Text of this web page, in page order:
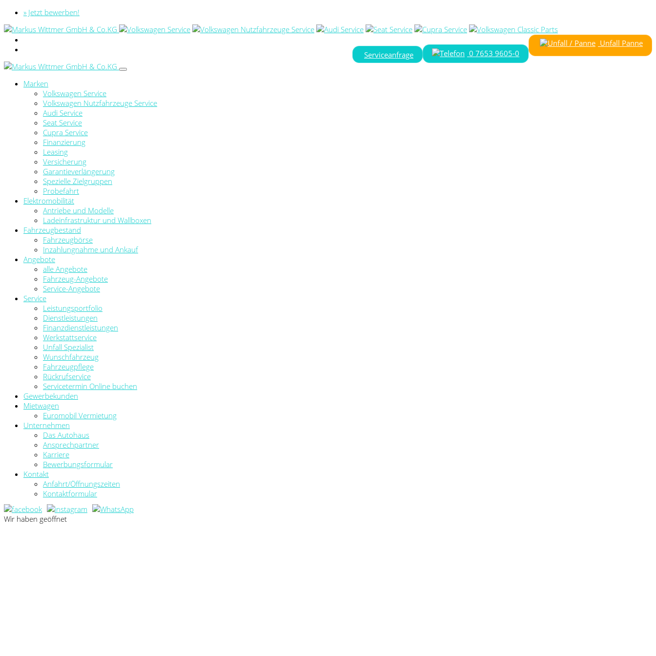
» Jetzt bewerben!
Unfall Panne
0 7653 9605-0
Serviceanfrage
Marken
Volkswagen Service
Volkswagen Nutzfahrzeuge Service
Audi Service
Seat Service
Cupra Service
Finanzierung
Leasing
Versicherung
Garantieverlängerung
Spezielle Zielgruppen
Probefahrt
Elektromobilität
Antriebe und Modelle
Ladeinfrastruktur und Wallboxen
Fahrzeugbestand
Fahrzeugbörse
Inzahlungnahme und Ankauf
Angebote
alle Angebote
Fahrzeug-Angebote
Service-Angebote
Service
Leistungsportfolio
Dienstleistungen
Finanzdienstleistungen
Werkstattservice
Unfall Spezialist
Wunschfahrzeug
Fahrzeugpflege
Rückrufservice
Servicetermin Online buchen
Gewerbekunden
Mietwagen
Euromobil Vermietung
Unternehmen
Das Autohaus
Ansprechpartner
Karriere
Bewerbungsformular
Kontakt
Anfahrt/Öffnungszeiten
Kontaktformular
Wir haben geöffnet